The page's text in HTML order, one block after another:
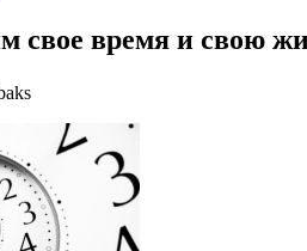
свое время и свою